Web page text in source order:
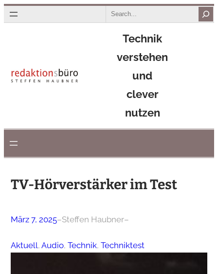
Zum
Inhalt
Search
Technik
verstehen
und
clever
nutzen
TV-Hörverstärker im Test
März 7, 2025–Steffen Haubner–
Aktuell, Audio, Technik, Techniktest